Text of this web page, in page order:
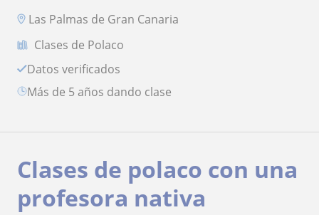
Las Palmas de Gran Canaria
Clases de Polaco
Datos verificados
más de 5 años dando clase
Clases de polaco con una
profesora nativa